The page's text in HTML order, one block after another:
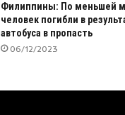
Филиппины: По меньшей
человек погибли в
автобуса в пропасть
06/12/2023